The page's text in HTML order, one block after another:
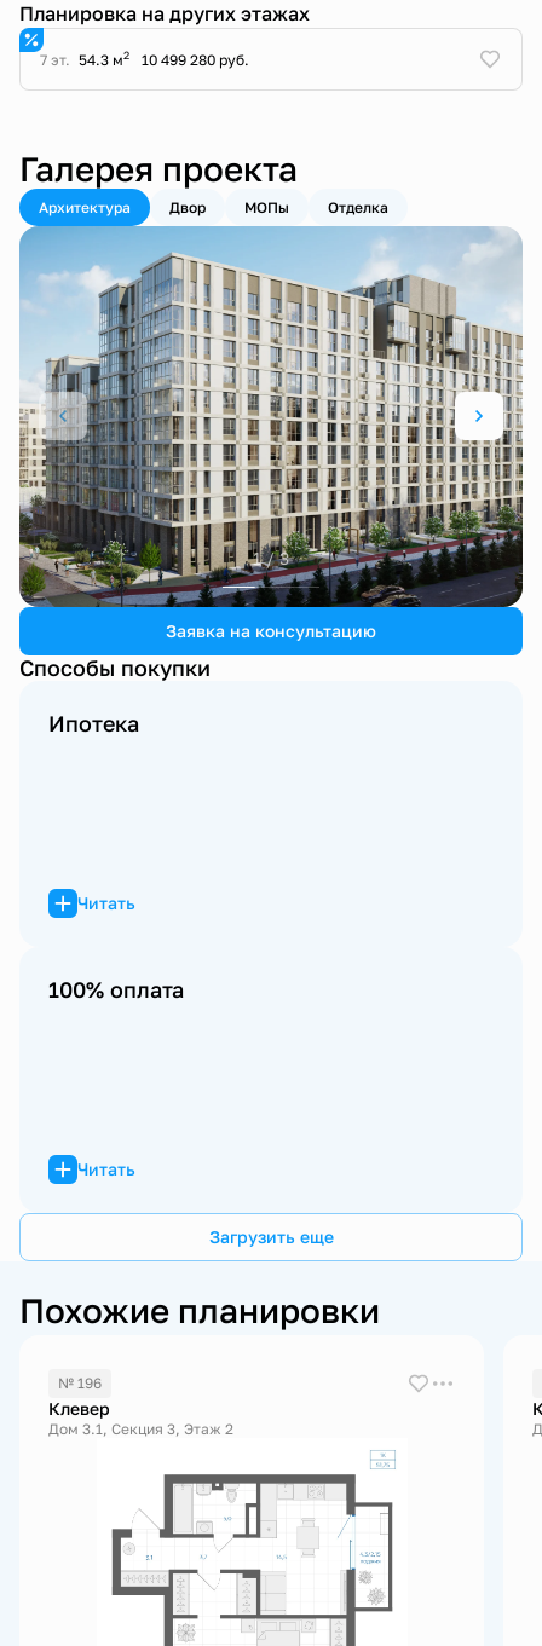
Планировка на других этажах
7 эт. 54.3 м2 10 499 280 руб.
Галерея проекта
Архитектура Двор МОПы Отделка
1 / 3
Заявка на консультацию
Способы покупки
Ипотека
Читать
100% оплата
Читать
Загрузить еще
Похожие планировки
№ 196
Клевер
Дом 3.1, Секция 3, Этаж 2